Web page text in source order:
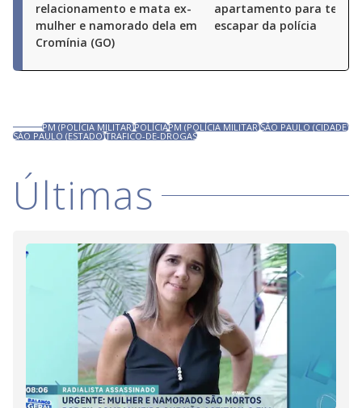
relacionamento e mata ex-
mulher e namorado dela em
Cromínia (GO)
apartamento para tentar
escapar da polícia
PM (POLÍCIA MILITAR)POLÍCIAPM (POLÍCIA MILITAR)SÃO PAULO (CIDADE)
SÃO PAULO (ESTADO)TRAFICO-DE-DROGAS
Últimas